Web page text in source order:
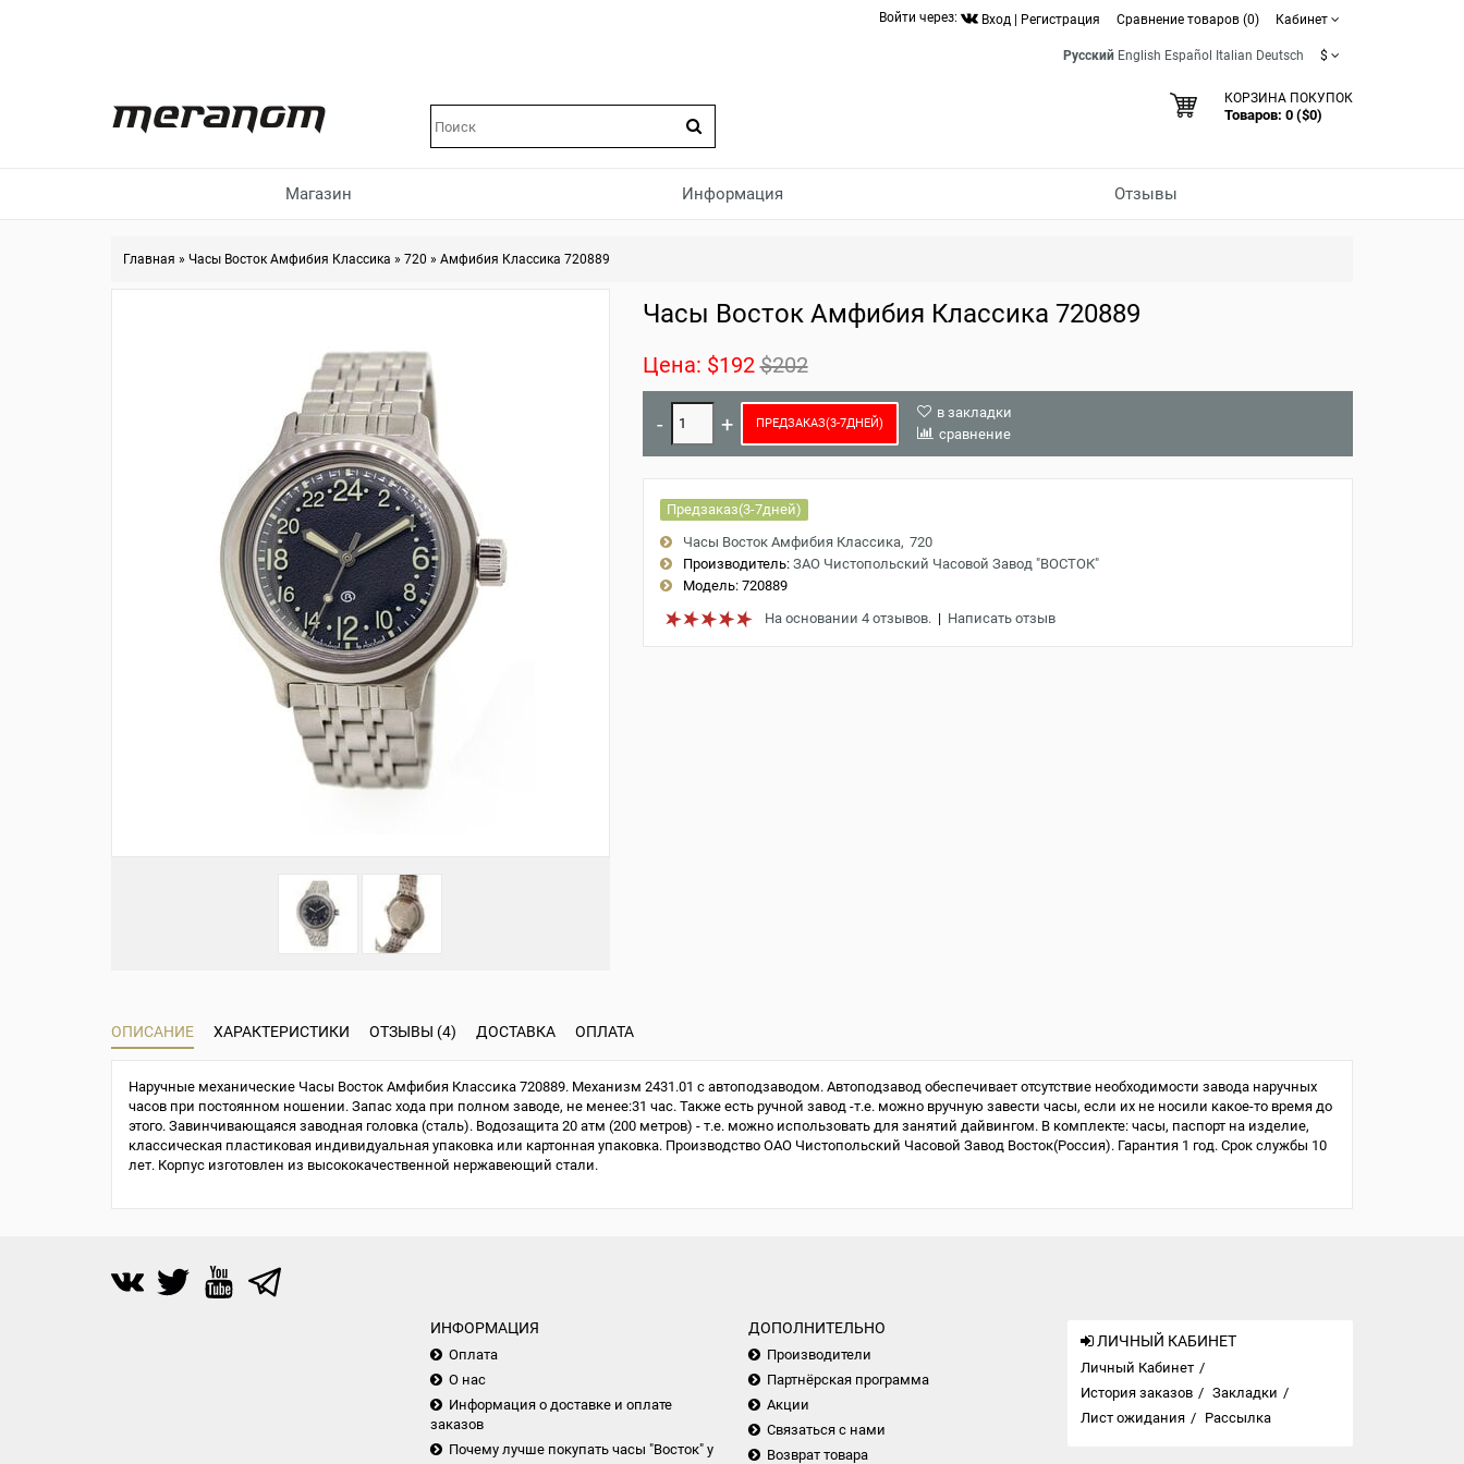
Войти через: Вход Регистрация Сравнение товаров (0) Кабинет
Русский English Español Italian Deutsch $
КОРЗИНА ПОКУПОК
Товаров: 0 ($0)
Магазин Информация Отзывы
Главная » Часы Восток Амфибия Классика » 720 » Амфибия Классика 720889
Часы Восток Амфибия Классика 720889
Цена: $192 $202
ПРЕДЗАКАЗ(3-7ДНЕЙ)
в закладки
сравнение
Предзаказ(3-7дней)
Часы Восток Амфибия Классика 720
Производитель: ЗАО Чистопольский Часовой Завод "ВОСТОК"
Модель:720889
На основании 4 отзывов.| Написать отзыв
ОПИСАНИЕ ХАРАКТЕРИСТИКИ ОТЗЫВЫ (4) ДОСТАВКА ОПЛАТА
Наручные механические Часы Восток Амфибия Классика 720889. Механизм 2431.01 с автоподзаводом. Автоподзавод обеспечивает отсутствие необходимости завода наручных
часов при постоянном ношении. Запас хода при полном заводе, не менее:31 час. Также есть ручной завод -т.е. можно вручную завести часы, если их не носили какое-то время до
этого. Завинчивающаяся заводная головка (сталь). Водозащита 20 атм (200 метров) - т.е. можно использовать для занятий дайвингом. В комплекте: часы, паспорт на изделие,
классическая пластиковая индивидуальная упаковка или картонная упаковка. Производство ОАО Чистопольский Часовой Завод Восток(Россия). Гарантия 1 год. Срок службы 10
лет. Корпус изготовлен из высококачественной нержавеющий стали.
ИНФОРМАЦИЯ
Оплата
О нас
Информация о доставке и оплате
заказов
Почему лучше покупать часы "Восток" у
ДОПОЛНИТЕЛЬНО
Производители
Партнёрская программа
Акции
Связаться с нами
Возврат товара
ЛИЧНЫЙ КАБИНЕТ
Личный Кабинет
История заказов
Закладки
Лист ожидания
Рассылка